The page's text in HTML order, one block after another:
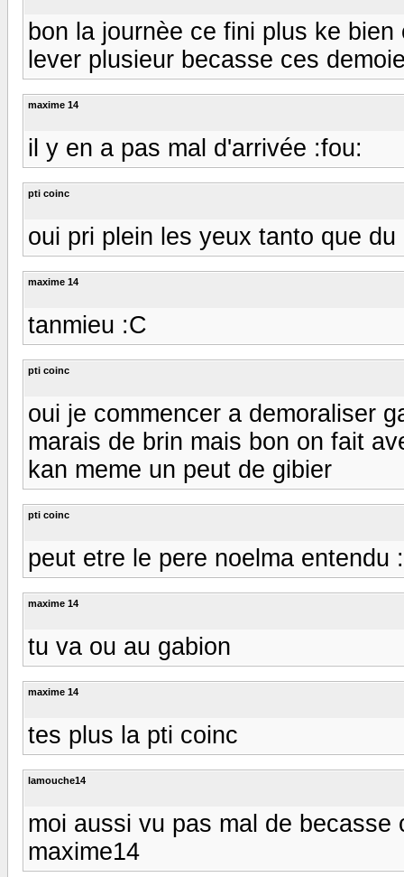
bon la journèe ce fini plus ke
lever plusieur becasse ces
maxime 14
il y en a pas mal d'arrivée :fou:
pti coinc
oui pri plein les yeux tanto que
maxime 14
tanmieu :C
pti coinc
oui je commencer a demoraliser
marais de brin mais bon on fait
kan meme un peut de gibier
pti coinc
peut etre le pere noelma entendu
maxime 14
tu va ou au gabion
maxime 14
tes plus la pti coinc
lamouche14
moi aussi vu pas mal de
maxime14